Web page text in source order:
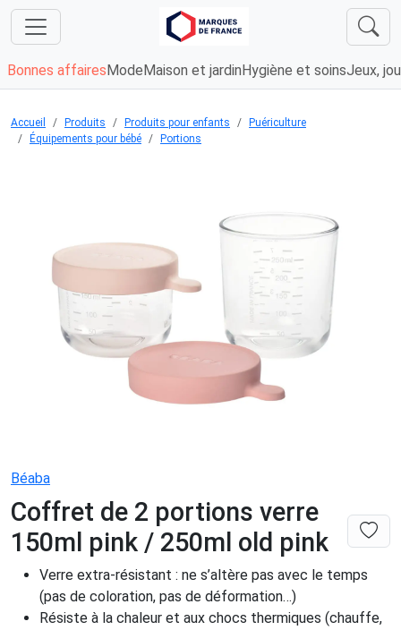
Bonnes affaires Mode Maison et jardin Hygiène et soinsJeux,
Accueil Produits Produits pour enfants
Puériculture
Équipements pour bébé
Portions
Béaba
Coffret de 2 portions verre
150ml pink / 250ml old pink
Verre extra-résistant : ne s’altère pas avec le temps
(pas de coloration, pas de déformation…)
Résiste à la chaleur et aux chocs thermiques (chauffe,